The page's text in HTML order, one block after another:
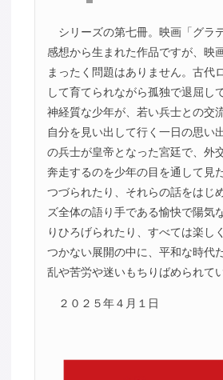
シリーズの第七冊。映画「グラ
感想から生まれた作品ですが、映
まったく問題はありません。古代
して育てられながら孤独で退屈し
神経質な少年が、若い兵士との交
自分を見い出して行く一日の思い
の兵士が皇帝となった宮廷で、外
奔走するのを少年の目を通して見
つづられたり、それらの話をはじ
ズ全体の語り手である愉快で陽気
りひろげられたり、すべては楽し
つかない展開の中に、平和な時代
乱や苦労や迷いもちりばめられて
２０２５年４月１日